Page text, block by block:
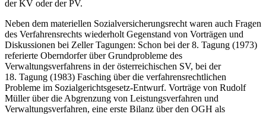
der KV oder der PV.
Neben dem materiellen Sozialversicherungsrecht waren auch Fragen
des Verfahrensrechts wiederholt Gegenstand von Vorträgen und
Diskussionen bei Zeller Tagungen: Schon bei der 8. Tagung (1973)
referierte Oberndorferüber Grundprobleme des
Verwaltungsverfahrens in der österreichischen SV, bei der
18. Tagung (1983) Fasching über die verfahrensrechtlichen
Probleme im Sozialgerichtsgesetz-Entwurf. Vorträge von Rudolf
Müllerüber die Abgrenzung von Leistungsverfahren und
Verwaltungsverfahren, eine erste Bilanz über den OGH als